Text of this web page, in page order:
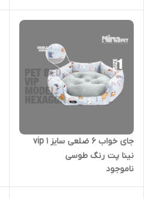
جای خواب 6 ضلعی سایز 1 vip
نینا پت رنگ طوسی
ناموجود